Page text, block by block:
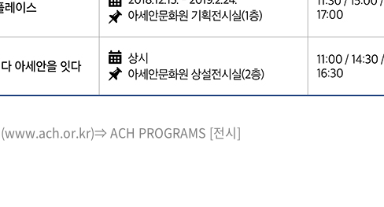
(www.ach.or.kr)⇒ACH PROGRAMS [전시]